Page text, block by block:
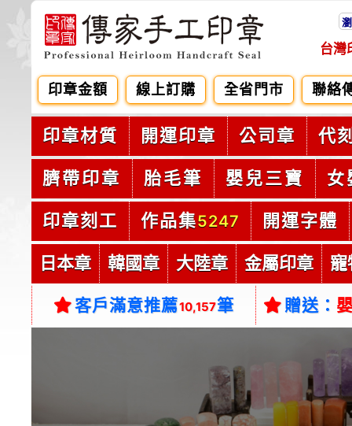
台灣
印章金額 線上訂購 全省門市 聯絡
印章材質 開運印章 公司章 代
臍帶印章 胎毛筆 嬰兒三寶 女
印章刻工 作品集5247 開運字體
日本章 韓國章 大陸章 金屬印章 寵
客戶滿意推薦10,157筆 贈送：